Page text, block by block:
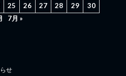
25 26 27 28 29
30
7月 »
せ